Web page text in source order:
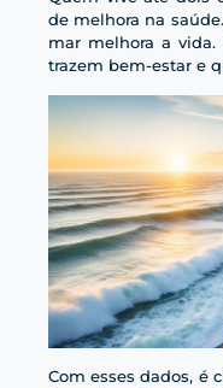
de melhora na
mar melhora a vida.
trazem bem-estar e
Com esses dados, é